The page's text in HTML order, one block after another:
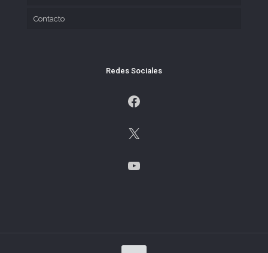
Contacto
Redes Sociales
Facebook
X
YouTube